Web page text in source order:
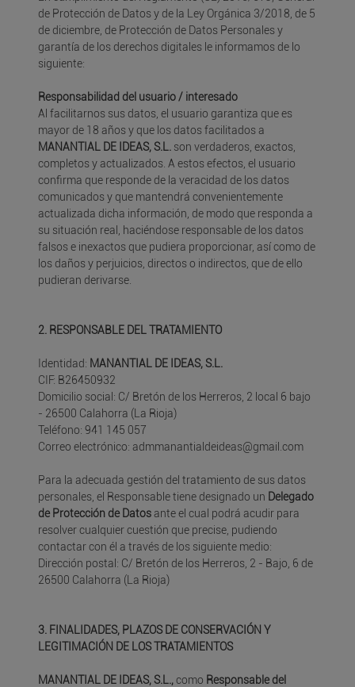
de Protección de Datos y de la Ley Orgánica 3/2018, de 5
de diciembre, de Protección de Datos Personales y
garantía de los derechos digitales le informamos de lo
siguiente:
Responsabilidad del usuario / interesado
Al facilitarnos sus datos, el usuario garantiza que es
mayor de 18 años y que los datos facilitados a
MANANTIAL DE IDEAS, S.L. son verdaderos, exactos,
completos y actualizados. A estos efectos, el usuario
confirma que responde de la veracidad de los datos
comunicados y que mantendrá convenientemente
actualizada dicha información, de modo que responda a
su situación real, haciéndose responsable de los datos
falsos e inexactos que pudiera proporcionar, así como de
los daños y perjuicios, directos o indirectos, que de ello
pudieran derivarse.
2. RESPONSABLE DEL TRATAMIENTO
Identidad: MANANTIAL DE IDEAS, S.L.
CIF: B26450932
Domicilio social: C/ Bretón de los Herreros, 2 local 6 bajo
- 26500 Calahorra (La Rioja)
Teléfono: 941 145 057
Correo electrónico: admmanantialdeideas@gmail.com
Para la adecuada gestión del tratamiento de sus datos
personales, el Responsable tiene designado un Delegado
de Protección de Datosante el cual podrá acudir para
resolver cualquier cuestión que precise, pudiendo
contactar con él a través de los siguiente medio:
Dirección postal: C/ Bretón de los Herreros, 2 - Bajo, 6 de
26500 Calahorra (La Rioja)
3. FINALIDADES, PLAZOS DE CONSERVACIÓN Y
LEGITIMACIÓN DE LOS TRATAMIENTOS
MANANTIAL DE IDEAS, S.L.,como Responsable del